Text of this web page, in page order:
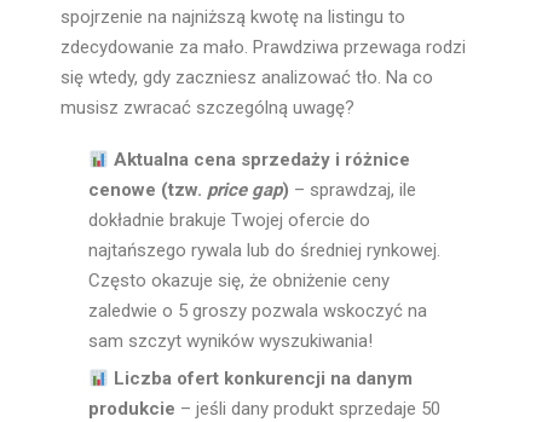
spojrzenie na najniższą kwotę na listingu to
zdecydowanie za mało. Prawdziwa przewaga rodzi
się wtedy, gdy zaczniesz analizować tło. Na co
musisz zwracać szczególną uwagę?
Aktualna cena sprzedaży i różnice
cenowe (tzw. price gap) – sprawdzaj, ile
dokładnie brakuje Twojej ofercie do
najtańszego rywala lub do średniej rynkowej.
Często okazuje się, że obniżenie ceny
zaledwie o 5 groszy pozwala wskoczyć na
sam szczyt wyników wyszukiwania!
Liczba ofert konkurencji na danym
produkcie – jeśli dany produkt sprzedaje 50